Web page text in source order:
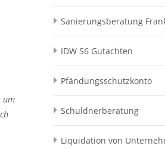
um
Sanierungsberatung
IDW S6 Gutachten
Pfändungsschutzkonto
Schuldnerberatung
Liquidation von